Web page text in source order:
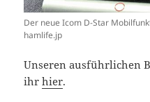
Der neue Icom D-Star
hamlife.jp
Unseren ausführlichen
ihrhier.